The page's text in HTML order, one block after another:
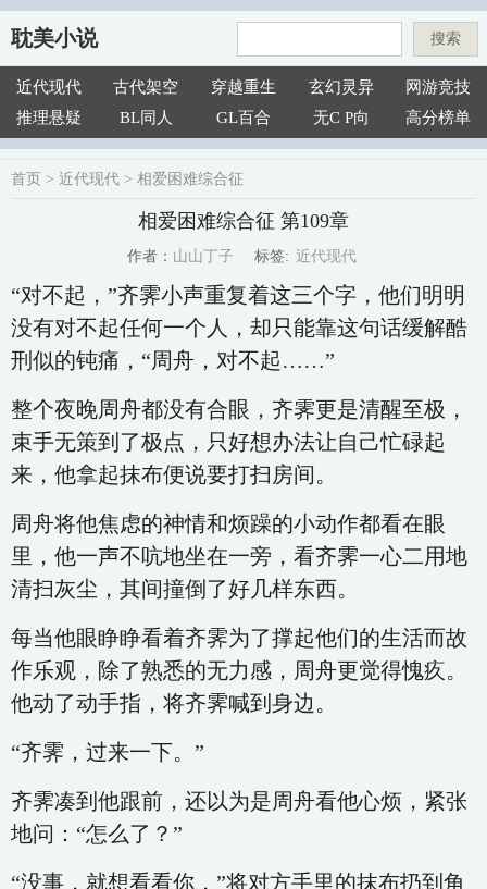
耽美小说 搜索
近代现代 古代架空 穿越重生 玄幻灵异
网游竞技
推理悬疑
BL同人 GL百合 无C P向 高分榜单
首页 > 近代现代 > 相爱困难综合征
相爱困难综合征 第109章
作者： 山山丁子 标签: 近代现代
“对不起，”齐霁小声重复着这三个字，他们明明
没有对不起任何一个人，却只能靠这句话缓解酷
刑似的钝痛，“周舟，对不起……”
整个夜晚周舟都没有合眼，齐霁更是清醒至极，
束手无策到了极点，只好想办法让自己忙碌起
来，他拿起抹布便说要打扫房间。
周舟将他焦虑的神情和烦躁的小动作都看在眼
里，他一声不吭地坐在一旁，看齐霁一心二用地
清扫灰尘，其间撞倒了好几样东西。
每当他眼睁睁看着齐霁为了撑起他们的生活而故
作乐观，除了熟悉的无力感，周舟更觉得愧疚。
他动了动手指，将齐霁喊到身边。
“齐霁，过来一下。”
齐霁凑到他跟前，还以为是周舟看他心烦，紧张
地问：“怎么了？”
“没事，就想看看你，”将对方手里的抹布扔到角